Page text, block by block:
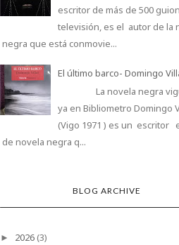
escritor de más de 500
televisión, es el autor de la
negra que está conmovie...
El último barco- Domingo
La novela negra
ya en Bibliometro Domingo
(Vigo 1971 ) es un escritor
de novela negra q...
BLOG ARCHIVE
► 2026 (3)